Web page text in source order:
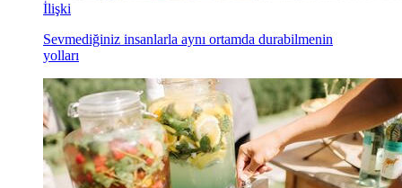
İlişki
Sevmediğiniz insanlarla aynı ortamda durabilmenin
yolları